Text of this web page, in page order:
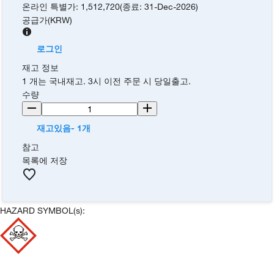
온라인 특별가: 1,512,720(종료:31-Dec-2026)
공급가(KRW)
로그인
재고 정보
1 개는 국내재고. 3시 이전 주문 시 당일출고.
수량
재고있음- 1개
참고
목록에 저장
HAZARD SYMBOL(s):